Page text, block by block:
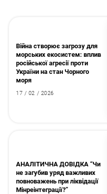
Війна створює загрозу для
морських екосистем: вплив
російської агресії проти
України на стан Чорного
моря
17 / 02 / 2026
АНАЛІТИЧНА ДОВІДКА “Чи
не загубив уряд важливих
повноважень при ліквідації
Мінреінтеграції?”